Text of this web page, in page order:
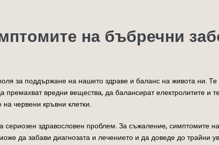
на бъбречни
за поддържане на нашето здраве и баланс на живота ни.
вредни вещества, да балансират електролитите и
червени кръвни клетки.
здравословен проблем. За съжаление, симптомите
да забави диагнозата и лечението и да доведе до трайни